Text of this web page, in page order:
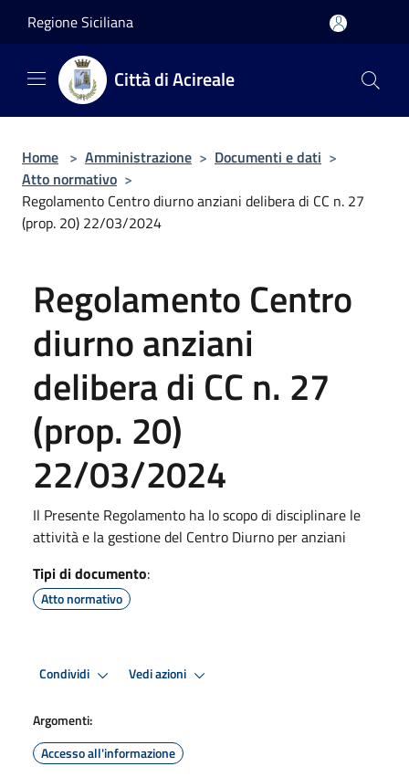
Regione Siciliana
Città di Acireale
Home > Amministrazione > Documenti e dati >
Atto normativo >
Regolamento Centro diurno anziani delibera di CC n. 27
(prop. 20) 22/03/2024
Regolamento Centro
diurno anziani
delibera di CC n. 27
(prop. 20)
22/03/2024
Il Presente Regolamento ha lo scopo di disciplinare le
attività e la gestione del Centro Diurno per anziani
Tipi di documento:
Atto normativo
Condividi Vedi azioni
Argomenti:
Accesso all'informazione